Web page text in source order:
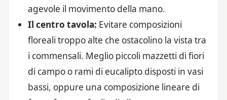
agevole il movimento della mano.
Il centro tavola: Evitare composizioni
floreali troppo alte che ostacolino la vista tra
i commensali. Meglio piccoli mazzetti di fiori
di campo o rami di eucalipto disposti in vasi
bassi, oppure una composizione lineare di